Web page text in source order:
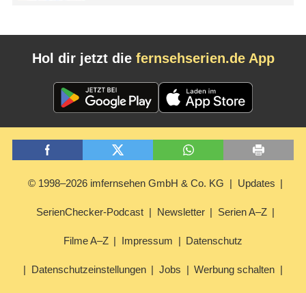
Hol dir jetzt die fernsehserien.de App
© 1998–2026 imfernsehen GmbH & Co. KG Updates
SerienChecker-Podcast Newsletter Serien A–Z
Filme A–Z Impressum Datenschutz
Datenschutzeinstellungen Jobs Werbung schalten